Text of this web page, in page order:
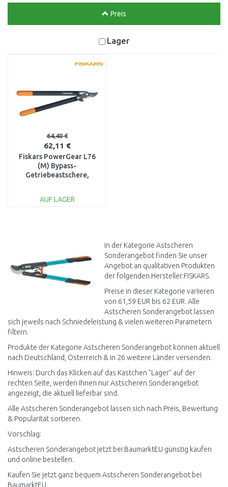
Preis
Lager
64,40 €
62,11 €
Fiskars PowerGear L76
(M) Bypass-
Getriebeastschere,
AUF LAGER
In der Kategorie Astscheren
Sonderangebot finden Sie unser
Angebot an qualitativen Produkten
der folgenden Hersteller:FISKARS.
Preise in dieser Kategorie variieren
von 61,59 EUR bis 62 EUR. Alle
Astscheren Sonderangebot lassen
sich jeweils nach Schniedeleistung & vielen weiteren Parametern
filtern.
Produkte der Kategorie Astscheren Sonderangebot können aktuell
nach Deutschland, Österreich & in 26 weitere Länder versenden.
Hinweis: Durch das Klicken auf das Kästchen "Lager" auf der
rechten Seite, werden Ihnen nur Astscheren Sonderangebot
angezeigt, die aktuell lieferbar sind.
Alle Astscheren Sonderangebot lassen sich nach Preis, Bewertung
& Popularität sortieren.
Vorschlag:
Astscheren Sonderangebot jetzt bei BaumarktEU günstig kaufen
und online bestellen.
Kaufen Sie jetzt ganz bequem Astscheren Sonderangebot bei
BaumarktEU.